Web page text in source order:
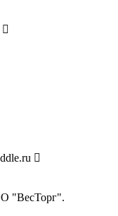
"ВесТорг".